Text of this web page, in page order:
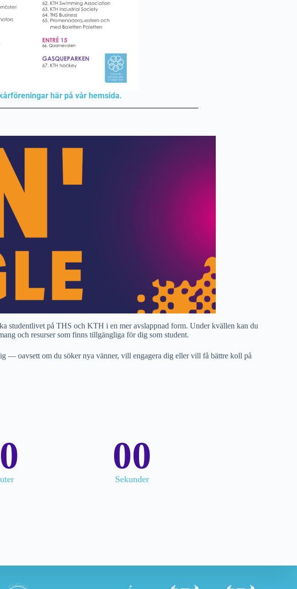
här på vår hemsida.
studentlivet på THS och KTH i en mer avslappnad form. Under kvällen kan du
och resurser som finns tillgängliga för dig som student.
— oavsett om du söker nya vänner, vill engagera dig eller vill få bättre koll på
00
Sekunder